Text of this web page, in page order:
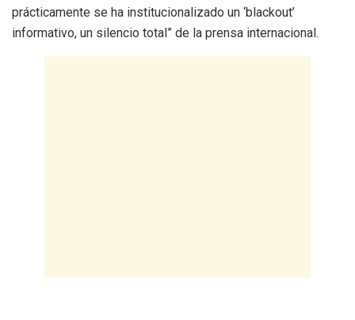
prácticamente se ha institucionalizado un ‘blackout’
informativo, un silencio total” de la prensa internacional.